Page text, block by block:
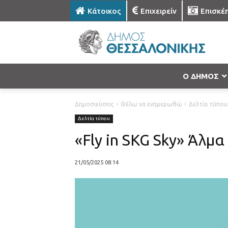
Κάτοικος Επιχειρείν
Ο ΔΗΜΟΣ
Δημοσιεύσεις Θέλω να ενημερωθώ Δελτία τύπου
Δελτία τύπου
«Fly in SKG Sky»
21/05/2025 08:14